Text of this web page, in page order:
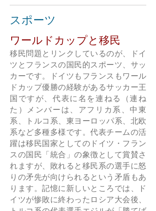
スポーツ
ワールドカップと移民
移民問題とリンクしているのが、ドイ
ツとフランスの国民的スポーツ、サッ
カーです。ドイツもフランスもワール
ドカップ優勝の経験があるサッカー王
国ですが、代表に名を連ねる（連ね
た）メンバーは、アフリカ系、中東
系、トルコ系、東ヨーロッパ系、北欧
系など多種多様です。代表チームの活
躍は移民国家としてのドイツ・フラン
スの国民「統合」の象徴として賞賛さ
れますが、敗れると移民系の選手に怒
りの矛先が向けられるという矛盾もあ
ります。記憶に新しいところでは、ド
イツが惨敗に終わったロシア大会後、